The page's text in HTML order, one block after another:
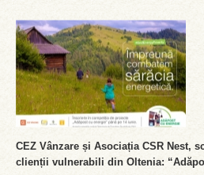
CEZ Vânzare și Asociația CSR Nest,
clienții vulnerabili din Oltenia: